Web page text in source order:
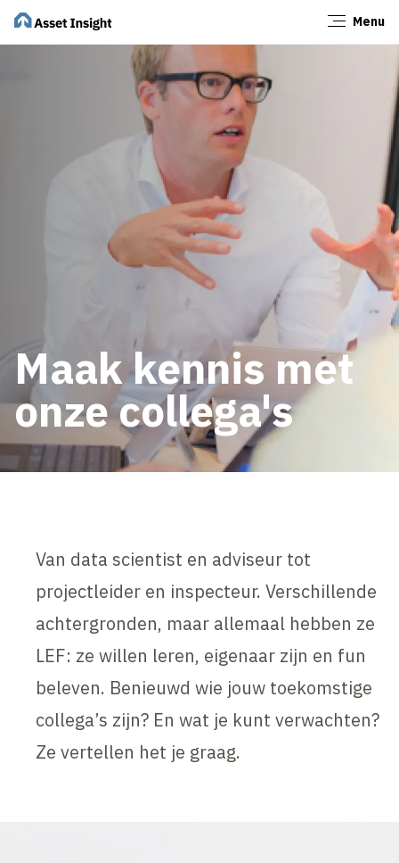
Menu
Maak kennis met
onze collega's
Van data scientist en adviseur tot
projectleider en inspecteur. Verschillende
achtergronden, maar allemaal hebben ze
LEF: ze willen leren, eigenaar zijn en fun
beleven. Benieuwd wie jouw toekomstige
collega’s zijn? En wat je kunt verwachten?
Ze vertellen het je graag.
Sluiten